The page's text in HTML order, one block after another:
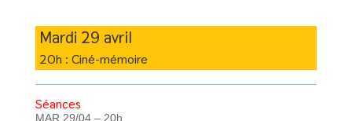
Mardi 29 avril
20h : Ciné-mémoire
Séances
MAR 29/04 – 20h